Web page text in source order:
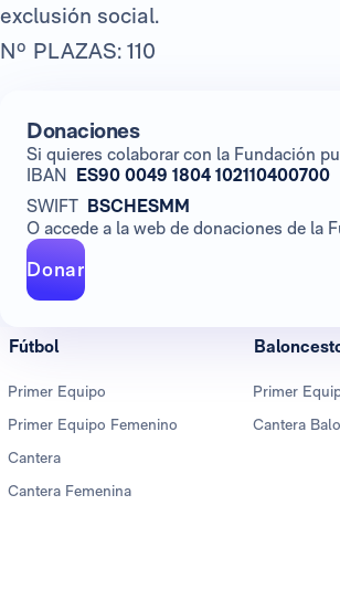
exclusión social.
Nº PLAZAS: 110
Donaciones
Si quieres colaborar con la Fundación
IBAN ES90 0049 1804 102110400700
SWIFT BSCHESMM
O accede a la web de donaciones de la
Donar
Fútbol
Primer Equipo
Primer Equipo Femenino
Cantera
Cantera Femenina
Primer
Cantera